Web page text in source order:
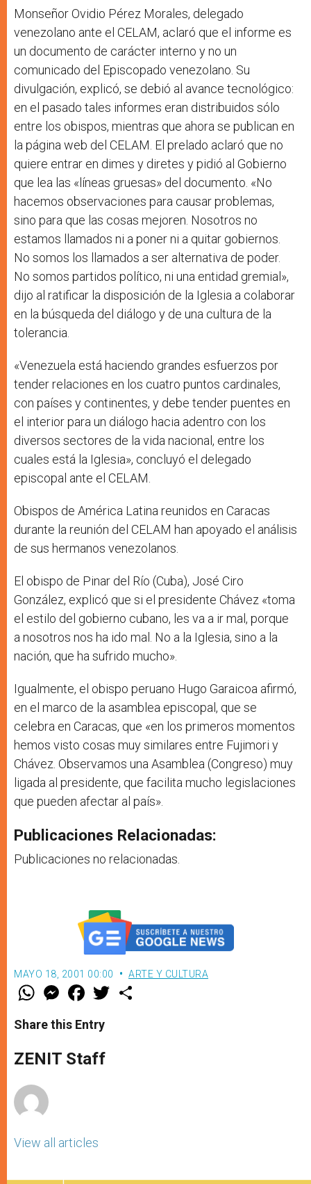
Monseñor Ovidio Pérez Morales, delegado
venezolano ante el CELAM, aclaró que el informe es
un documento de carácter interno y no un
comunicado del Episcopado venezolano. Su
divulgación, explicó, se debió al avance tecnológico:
en el pasado tales informes eran distribuidos sólo
entre los obispos, mientras que ahora se publican en
la página web del CELAM. El prelado aclaró que no
quiere entrar en dimes y diretes y pidió al Gobierno
que lea las «líneas gruesas» del documento. «No
hacemos observaciones para causar problemas,
sino para que las cosas mejoren. Nosotros no
estamos llamados ni a poner ni a quitar gobiernos.
No somos los llamados a ser alternativa de poder.
No somos partidos político, ni una entidad gremial»,
dijo al ratificar la disposición de la Iglesia a colaborar
en la búsqueda del diálogo y de una cultura de la
tolerancia.
«Venezuela está haciendo grandes esfuerzos por
tender relaciones en los cuatro puntos cardinales,
con países y continentes, y debe tender puentes en
el interior para un diálogo hacia adentro con los
diversos sectores de la vida nacional, entre los
cuales está la Iglesia», concluyó el delegado
episcopal ante el CELAM.
Obispos de América Latina reunidos en Caracas
durante la reunión del CELAM han apoyado el análisis
de sus hermanos venezolanos.
El obispo de Pinar del Río (Cuba), José Ciro
González, explicó que si el presidente Chávez «toma
el estilo del gobierno cubano, les va a ir mal, porque
a nosotros nos ha ido mal. No a la Iglesia, sino a la
nación, que ha sufrido mucho».
Igualmente, el obispo peruano Hugo Garaicoa afirmó,
en el marco de la asamblea episcopal, que se
celebra en Caracas, que «en los primeros momentos
hemos visto cosas muy similares entre Fujimori y
Chávez. Observamos una Asamblea (Congreso) muy
ligada al presidente, que facilita mucho legislaciones
que pueden afectar al país».
Publicaciones Relacionadas:
Publicaciones no relacionadas.
MAYO 18, 2001 00:00 ARTE Y CULTURA
W
t
s
p
p
M
e
s
e
g
e
F
a
e
b
o
k
w
Share this Entry
ZENIT Staff
View all articles